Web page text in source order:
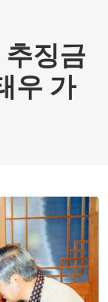
징금
우 가